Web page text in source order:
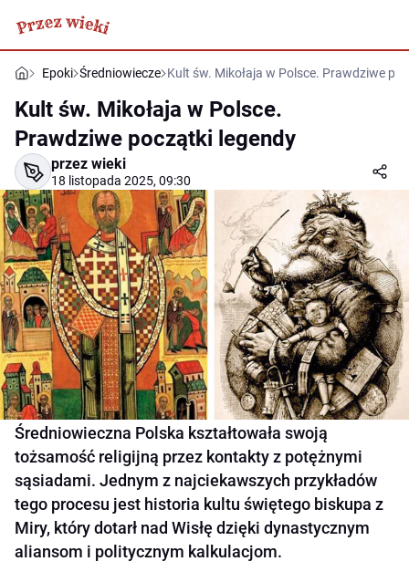
Epoki Średniowiecze Kult św. Mikołaja w Polsce. Prawdziwe
Kult św. Mikołaja w Polsce.
Prawdziwe początki legendy
przez wieki
18 listopada 2025, 09:30
Średniowieczna Polska kształtowała swoją
tożsamość religijną przez kontakty z potężnymi
sąsiadami. Jednym z najciekawszych przykładów
tego procesu jest historia kultu świętego biskupa z
Miry, który dotarł nad Wisłę dzięki dynastycznym
aliansom i politycznym kalkulacjom.